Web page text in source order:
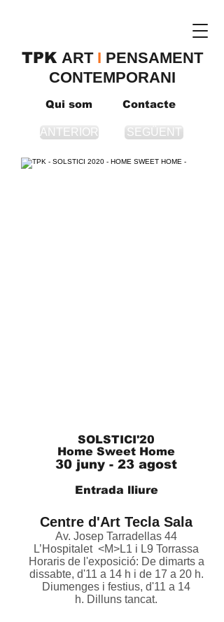
TPK ​ART I PENSAMENT
CONTEMPORANI
Qui som Contacte
ANTERIOR SEGÜENT
SOLSTICI'20
Home Sweet Home
30 juny - 23 agost
Entrada lliure
Centre d'Art Tecla Sala
Av. Josep Tarradellas 44
L’Hospitalet <M>L1 i L9 Torrassa
Horaris de l'exposició: De dimarts a
dissabte, d'11 a 14 h i de 17 a 20 h.
Diumenges i festius, d'11 a 14
h. Dilluns tancat.